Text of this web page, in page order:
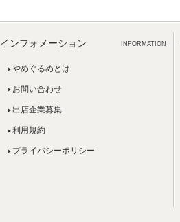
インフォメーション INFORMATION
やめぐるめとは
お問い合わせ
出店企業募集
利用規約
プライバシーポリシー